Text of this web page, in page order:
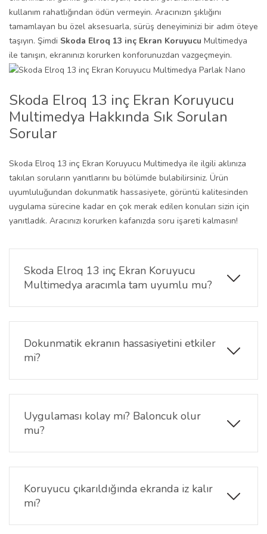
kullanım rahatlığından ödün vermeyin. Aracınızın şıklığını
tamamlayan bu özel aksesuarla, sürüş deneyiminizi bir adım öteye
taşıyın. Şimdi Skoda Elroq 13 inç Ekran Koruyucu Multimedya
ile tanışın, ekranınızı korurken konforunuzdan vazgeçmeyin.
Skoda Elroq 13 inç Ekran Koruyucu
Multimedya Hakkında Sık Sorulan
Sorular
Skoda Elroq 13 inç Ekran Koruyucu Multimedya ile ilgili aklınıza
takılan soruların yanıtlarını bu bölümde bulabilirsiniz. Ürün
uyumluluğundan dokunmatik hassasiyete, görüntü kalitesinden
uygulama sürecine kadar en çok merak edilen konuları sizin için
yanıtladık. Aracınızı korurken kafanızda soru işareti kalmasın!
Skoda Elroq 13 inç Ekran Koruyucu
Multimedya aracımla tam uyumlu mu?
Evet, bu ekran koruyucu Skoda Elroq 13 inç
multimedya ekranı ile %100 uyumludur.
Dokunmatik ekranın hassasiyetini etkiler
mi?
Hayır, ultra ince yapısı sayesinde dokunmatik ekran
tepkimesi etkilenmez. Menü geçişleri, kaydırma ve
komutlar sorunsuz şekilde çalışmaya devam eder.
Uygulaması kolay mı? Baloncuk olur
mu?
Evet, uygulaması oldukça basittir. Paket içeriğinde
yer alan temizlik kitini kullanarak ekranı tozdan
arındırdıktan sonra ekran koruyucuyu yerleştirebilir,
özel yapışkan yüzeyi sayesinde baloncuksuz
Koruyucu çıkarıldığında ekranda iz kalır
mı?
Hayır, çıkarıldığında ekranda hiçbir yapışkan kalıntı